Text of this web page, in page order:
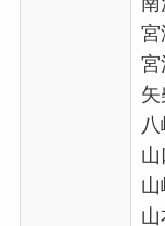
宮
宮
山
山